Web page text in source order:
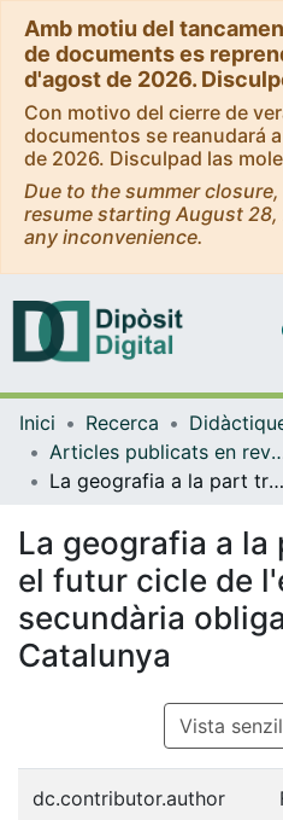
Amb motiu del
de documents es
d'agost de 2026.
Con motivo del cierre de
documentos se reanudará
de 2026. Disculpad las
Due to the summer
resume starting August
any inconvenience.
Inici Recerca
Articles publicats en
La geografia a la part troncal en el futur cicle de l'escola secundària obligatòria a Catalunya
La geografia a
el futur cicle de
secundària
Catalunya
Vista
dc.contributor.author